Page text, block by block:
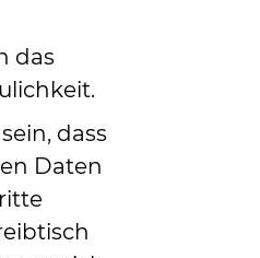
das
dass
Daten